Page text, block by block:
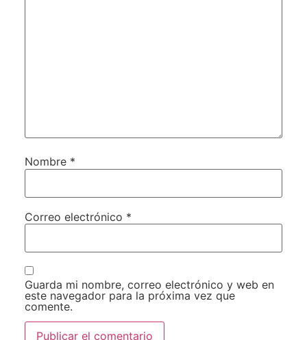
Nombre *
Correo electrónico *
Guarda mi nombre, correo electrónico y web en
este navegador para la próxima vez que
comente.